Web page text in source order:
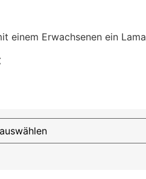
einem Erwachsenen ein Lama